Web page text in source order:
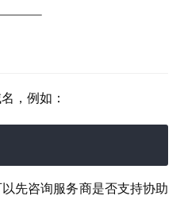
，例如：
先咨询服务商是否支持协助